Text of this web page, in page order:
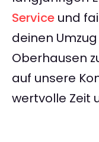
Service und
deinen
Oberhausen
auf unsere
wertvolle Zeit